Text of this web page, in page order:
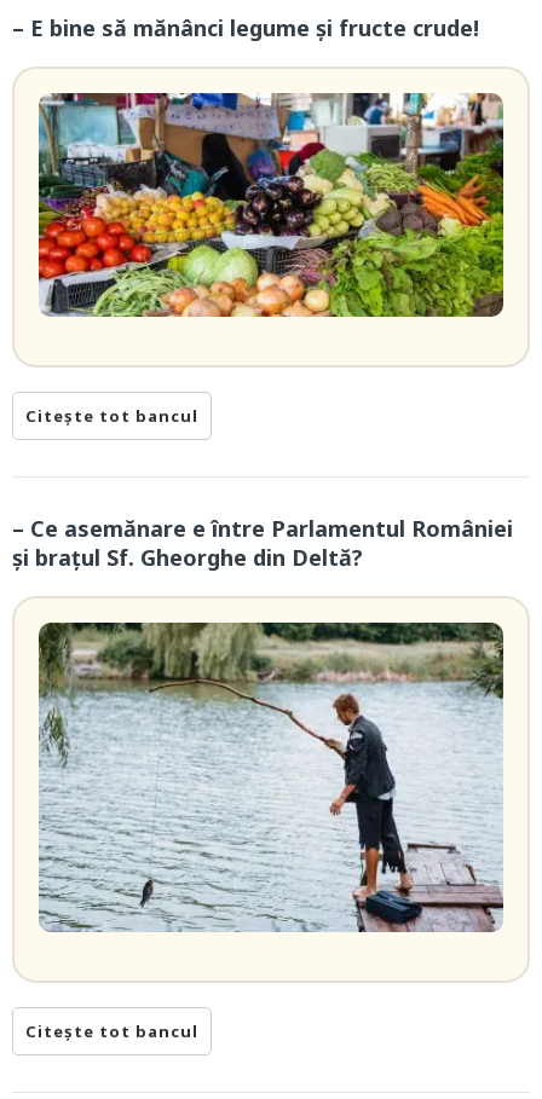
– E bine să mănânci legume și fructe crude!
Citește tot bancul
– Ce asemănare e între Parlamentul României
și brațul Sf. Gheorghe din Deltă?
Citește tot bancul